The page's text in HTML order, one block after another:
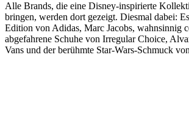
Alle Brands, die eine Disney-inspirierte
bringen, werden dort gezeigt. Diesmal dabei:
Edition von Adidas, Marc Jacobs, wahnsinnig
abgefahrene Schuhe von Irregular Choice,
Vans und der berühmte Star-Wars-Schmuck